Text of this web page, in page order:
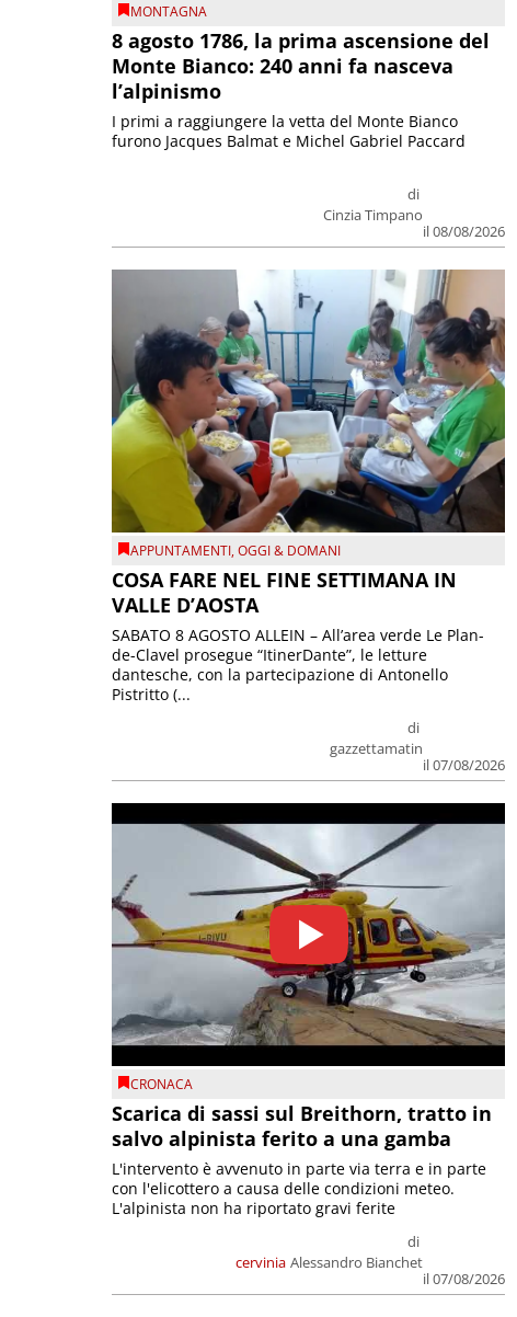
MONTAGNA
8 agosto 1786, la prima ascensione del
Monte Bianco: 240 anni fa nasceva
l’alpinismo
di
Cinzia Timpano
il 08/08/2026
I primi a raggiungere la vetta del Monte Bianco
furono Jacques Balmat e Michel Gabriel Paccard
APPUNTAMENTI,OGGI & DOMANI
COSA FARE NEL FINE SETTIMANA IN
VALLE D’AOSTA
di
gazzettamatin
il 07/08/2026
SABATO 8 AGOSTO ALLEIN – All’area verde Le Plan-
de-Clavel prosegue “ItinerDante”, le letture
dantesche, con la partecipazione di Antonello
Pistritto (...
CRONACA
Scarica di sassi sul Breithorn, tratto in
salvo alpinista ferito a una gamba
cervinia
di
Alessandro Bianchet
il 07/08/2026
L'intervento è avvenuto in parte via terra e in parte
con l'elicottero a causa delle condizioni meteo.
L'alpinista non ha riportato gravi ferite